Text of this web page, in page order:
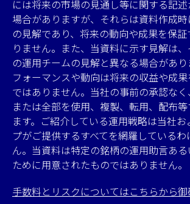
には将来の市場の見通し等に関する記
場合がありますが、それらは資料作成
の見解であり、将来の動向や成果を保
りません。また、当資料に示す見解は
の運用チームの見解と異なる場合があ
フォーマンスや動向は将来の収益や成
ではありません。当社の事前の承認な
または全部を使用、複製、転用、配布
ます。ご紹介している運用戦略は当社
プがご提供するすべてを網羅している
ん。当資料は特定の銘柄の運用助言あ
ために用意されたものではありません。
手数料とリスクについてはこちらから御